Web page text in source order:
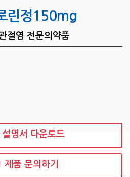
린정150mg
절염 전문의약품
명서 다운로드
제품 문의하기